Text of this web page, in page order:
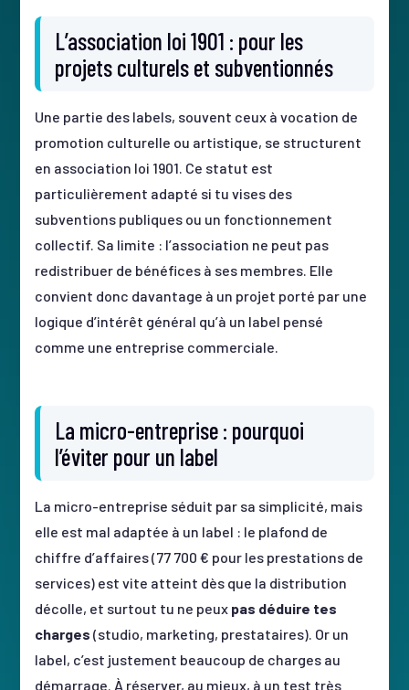
L’association loi 1901 : pour les
projets culturels et subventionnés
Une partie des labels, souvent ceux à vocation de
promotion culturelle ou artistique, se structurent
en association loi 1901. Ce statut est
particulièrement adapté si tu vises des
subventions publiques ou un fonctionnement
collectif. Sa limite : l’association ne peut pas
redistribuer de bénéfices à ses membres. Elle
convient donc davantage à un projet porté par une
logique d’intérêt général qu’à un label pensé
comme une entreprise commerciale.
La micro-entreprise : pourquoi
l’éviter pour un label
La micro-entreprise séduit par sa simplicité, mais
elle est mal adaptée à un label : le plafond de
chiffre d’affaires (77 700 € pour les prestations de
services) est vite atteint dès que la distribution
décolle, et surtout tu ne peux pas déduire tes
charges (studio, marketing, prestataires). Or un
label, c’est justement beaucoup de charges au
démarrage. À réserver, au mieux, à un test très